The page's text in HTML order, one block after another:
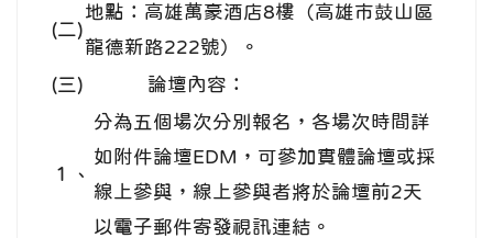
(二)
地點：高雄萬豪酒店8樓（高雄市鼓山區
龍德新路222號）。
(三)
論壇內容：
１、
分為五個場次分別報名，各場次時間詳
如附件論壇EDM，可參加實體論壇或採
線上參與，線上參與者將於論壇前2天
以電子郵件寄發視訊連結。